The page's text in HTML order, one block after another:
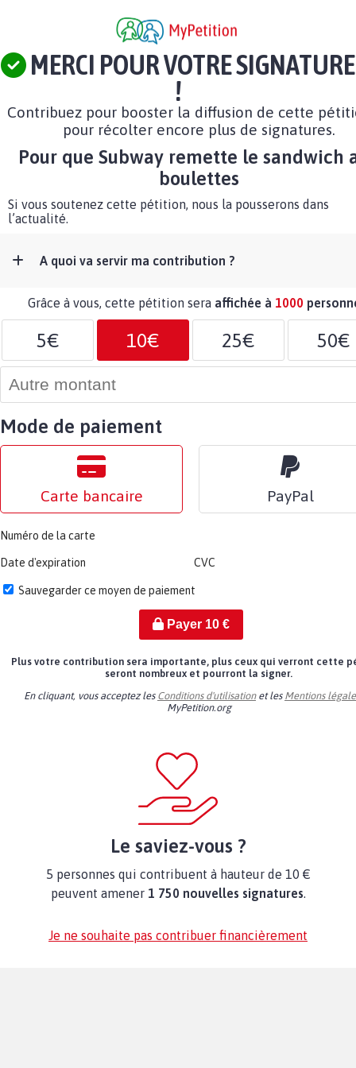
MERCI POUR VOTRE SIGNATURE
!
Contribuez pour booster la diffusion de cette
pour récolter encore plus de signatures.
Pour que Subway remette le sandwich
boulettes
Si vous soutenez cette pétition, nous la pousserons dans
l’actualité.
A quoi va servir ma contribution ?
Grâce à vous, cette pétition sera affichée à 1000
5€ 10€ 25€ 50€
Mode de paiement
Carte bancaire PayPal
Numéro de la carte
Date d'expiration CVC
Sauvegarder ce moyen de paiement
Payer 10€
Plus votre contribution sera importante, plus ceux qui verront cette
seront nombreux et pourront la signer.
En cliquant, vous acceptez les Conditions d'utilisationet les Mentions
MyPetition.org
Le saviez-vous ?
5 personnes qui contribuent à hauteur de 10 €
peuvent amener 1 750 nouvelles signatures.
Je ne souhaite pas contribuer financièrement